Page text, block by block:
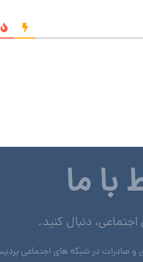
با ما
دنبال کنید.
و صادرات در شبکه های اجتماعی